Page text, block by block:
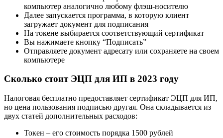
компьютер аналогично любому флэш-носителю
Далее запускается программа, в которую клиент
загружает документ для подписания
На токене выбирается соответствующий сертификат
Вы нажимаете кнопку “Подписать”
Отправляете документ адресату или сохраняете на своем
компьютере
Сколько стоит ЭЦП для ИП в 2023 году
Налоговая бесплатно предоставляет сертификат ЭЦП для ИП,
но цена пользования подписью другая. Она складывается из
двух статей дополнительных расходов:
Токен – его стоимость порядка 1500 рублей